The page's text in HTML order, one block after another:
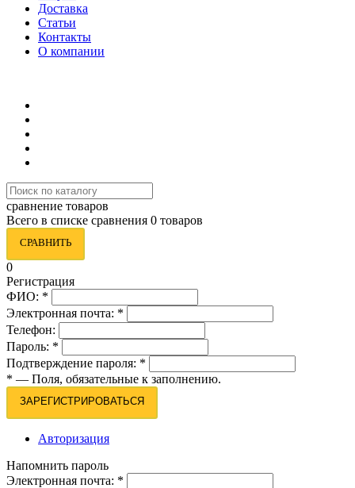
Доставка
Статьи
Контакты
О компании
сравнение товаров
Всего в списке сравнения 0 товаров
СРАВНИТЬ
0
Регистрация
ФИО: *
Электронная почта: *
Телефон:
Пароль: *
Подтверждение пароля: *
* — Поля, обязательные к заполнению.
ЗАРЕГИСТРИРОВАТЬСЯ
Авторизация
Напомнить пароль
Электронная почта: *